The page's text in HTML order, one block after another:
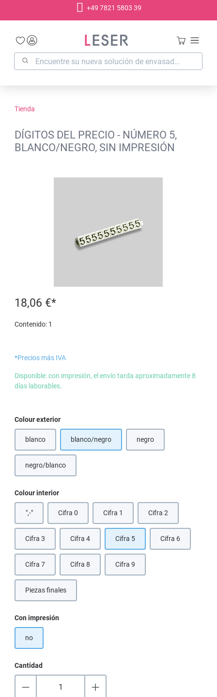
+49 7821 5803 39
Tienda
DÍGITOS DEL PRECIO - NÚMERO 5,
BLANCO/NEGRO, SIN IMPRESIÓN
18,06 €*
Contenido: 1
*Precios más IVA
Disponible: con impresión, el envío tarda aproximadamente 8
días laborables.
Seleccione
Colour exterior
blanco(Esta opción no está disponible en este momento.)
blanco/negro negro(Esta opción no está
negro/blanco
Seleccione
Colour interior
",-" Cifra 0 Cifra 1 Cifra 2
Cifra 3 Cifra 4 Cifra 5 Cifra 6
Cifra 7 Cifra 8 Cifra 9
Piezas finales(Esta opción no está disponible en este momento.)
Seleccione
Con impresión
no
Cantidad